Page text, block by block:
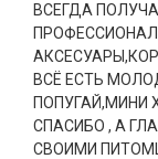
ВСЕГДА
ВСЁ ЕСТЬ
ПОПУГАЙ,МИНИ
СПАСИБО , А
СВОИМИ